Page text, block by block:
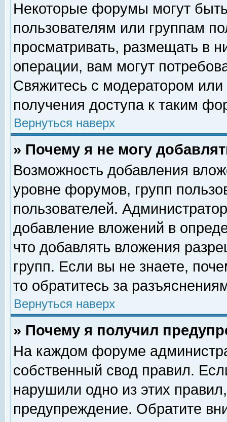
Некоторые форумы могут
пользователям или группам
просматривать, размещать в
операции, вам могут
Свяжитесь с модератором
получения доступа к таким
Вернуться наверх
» Почему я не могу
Возможность добавления
уровне форумов, групп
пользователей.
добавление вложений в
что добавлять вложения
групп. Если вы не знаете,
то обратитесь за
Вернуться наверх
» Почему я получил
На каждом форуме
собственный свод правил.
нарушили одно из этих
предупреждение. Обратите